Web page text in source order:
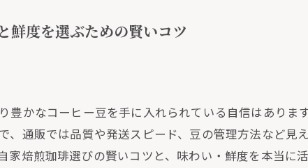
鮮度を選ぶための賢いコツ
豊かなコーヒー豆を手に入れられている自信はありま
、通販では品質や発送スピード、豆の管理方法など見
家焙煎珈琲選びの賢いコツと、味わい・鮮度を本当に